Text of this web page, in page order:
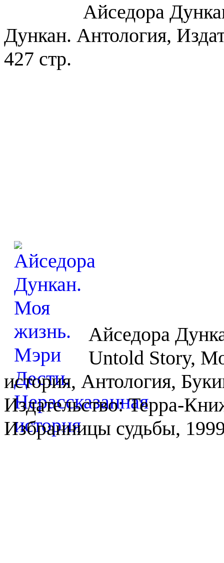
Айседора
Дункан. Антология,
427 стр.
Айседора
Untold Story,
история, Антология,
Издательство: Терра-
Избранницы судьбы,